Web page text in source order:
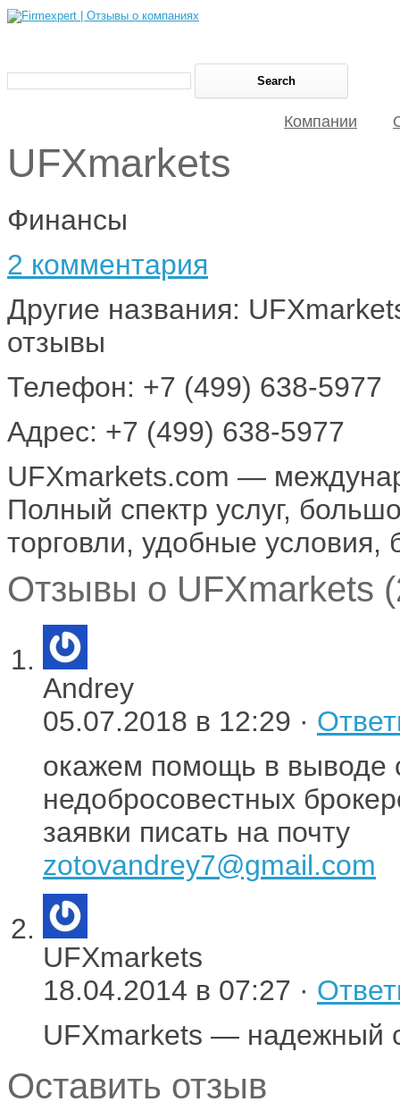
Компании
UFXmarkets
Финансы
2 комментария
Другие названия:
отзывы
Телефон: +7 (499) 638-5977
Адрес: +7 (499) 638-5977
UFXmarkets.com —
Полный спектр услуг,
торговли, удобные
Отзывы о UFXmarkets
Andrey
05.07.2018 в 12:29 ·
окажем помощь в выводе
недобросовестных
заявки писать на почту
zotovandrey7@gmail.com
UFXmarkets
18.04.2014 в 07:27 ·
UFXmarkets — надежный
Оставить отзыв